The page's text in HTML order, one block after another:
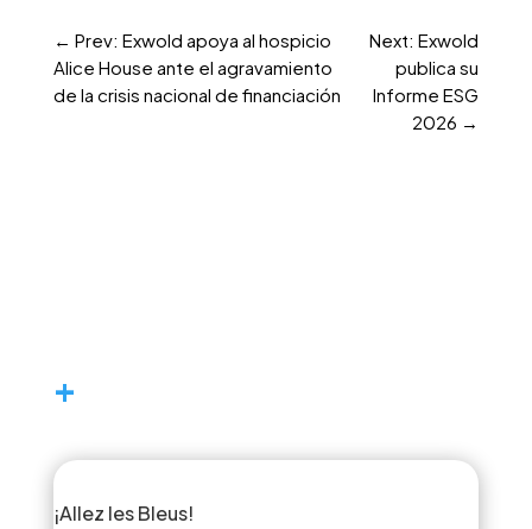
← Prev: Exwold apoya al hospicio
Alice House ante el agravamiento
de la crisis nacional de financiación
Next: Exwold
publica su
Informe ESG
2026 →
+
¡Allez les Bleus!